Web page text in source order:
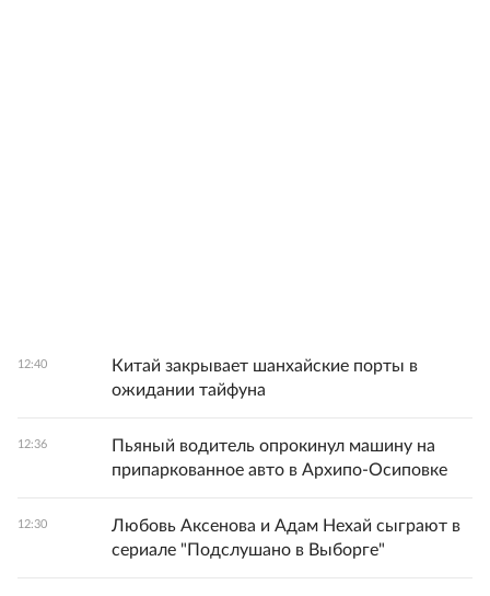
12:40
Китай закрывает шанхайские порты в
ожидании тайфуна
12:36
Пьяный водитель опрокинул машину на
припаркованное авто в Архипо-Осиповке
12:30
Любовь Аксенова и Адам Нехай сыграют в
сериале "Подслушано в Выборге"